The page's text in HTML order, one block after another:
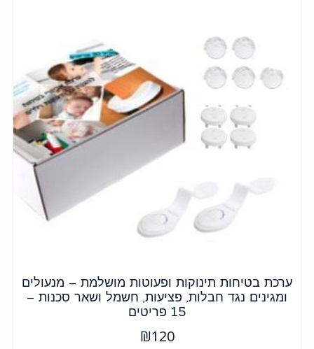
ערכת בטיחות תינוקות ופעוטות מושלמת – מנעולים
ומגינים נגד חבלות, פציעות, חשמל ושאר סכנות –
15 פריטים
₪120